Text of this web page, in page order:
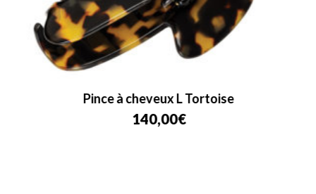
Pince à cheveux L Tortoise
140,00€